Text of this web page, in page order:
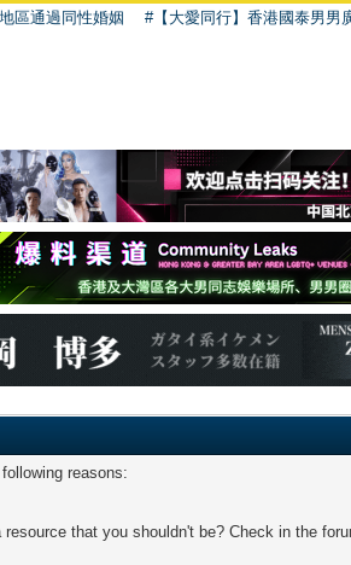
區通過同性婚姻 #【大愛同行】香港國泰男男
reasons:
that you shouldn't be? Check in the